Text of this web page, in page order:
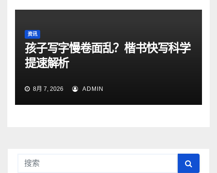
资讯
孩子写字慢卷面乱？楷书快写科学
提速解析
8月 7, 2026 ADMIN